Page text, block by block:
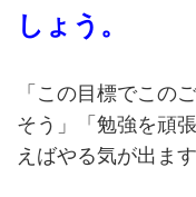
しょう。
「この目標でこの
そう」「勉強を頑
えばやる気が出ます